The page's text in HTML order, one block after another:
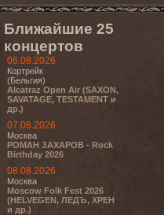
Ближайшие 25
концертов
06.08.2026
Кортрейк
(Бельгия)
Alcatraz Open Air (SAXON,
SAVATAGE, TESTAMENT и
др.)
07.08.2026
Москва
РОМАН ЗАХАРОВ - Rock
Birthday 2026
08.08.2026
Москва
Moscow Folk Fest 2026
(HELVEGEN, ЛЕДЪ, ХРЕН
и др.)